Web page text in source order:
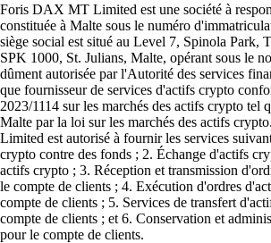
Foris DAX MT Limited est une société à
constituée à Malte sous le numéro
siège social est situé au Level 7, Spinola
SPK 1000, St. Julians, Malte, opérant sous le
dûment autorisée par l'Autorité des services
que fournisseur de services d'actifs crypto
2023/1114 sur les marchés des actifs crypto tel
Malte par la loi sur les marchés des actifs
Limited est autorisé à fournir les services
crypto contre des fonds ; 2. Échange d'actifs
actifs crypto ; 3. Réception et transmission
le compte de clients ; 4. Exécution d'ordres
compte de clients ; 5. Services de transfert
compte de clients ; et 6. Conservation et
pour le compte de clients.